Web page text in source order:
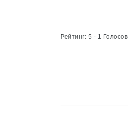
Рейтинг: 5 - 1 Голосов